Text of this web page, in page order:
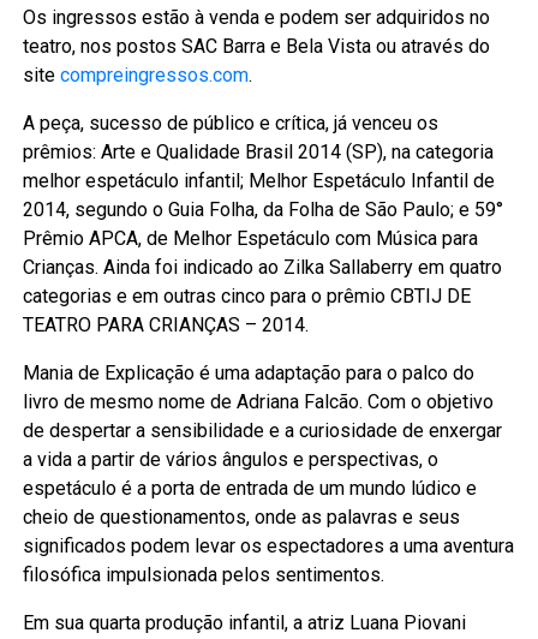
Os ingressos estão à venda e podem ser adquiridos no
teatro, nos postos SAC Barra e Bela Vista ou através do
site compreingressos.com.
A peça, sucesso de público e crítica, já venceu os
prêmios: Arte e Qualidade Brasil 2014 (SP), na categoria
melhor espetáculo infantil; Melhor Espetáculo Infantil de
2014, segundo o Guia Folha, da Folha de São Paulo; e 59°
Prêmio APCA, de Melhor Espetáculo com Música para
Crianças. Ainda foi indicado ao Zilka Sallaberry em quatro
categorias e em outras cinco para o prêmio CBTIJ DE
TEATRO PARA CRIANÇAS – 2014.
Mania de Explicação é uma adaptação para o palco do
livro de mesmo nome de Adriana Falcão. Com o objetivo
de despertar a sensibilidade e a curiosidade de enxergar
a vida a partir de vários ângulos e perspectivas, o
espetáculo é a porta de entrada de um mundo lúdico e
cheio de questionamentos, onde as palavras e seus
significados podem levar os espectadores a uma aventura
filosófica impulsionada pelos sentimentos.
Em sua quarta produção infantil, a atriz Luana Piovani